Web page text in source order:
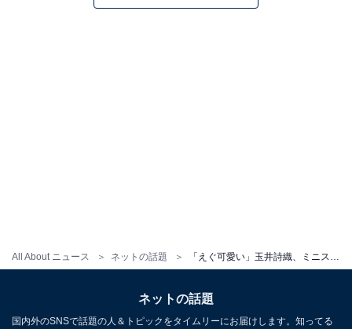
All About ニュース ネットの話題
ネットの話題
国内外のSNSで話題の人＆トピックをタイムリーにお届けします。知ってる